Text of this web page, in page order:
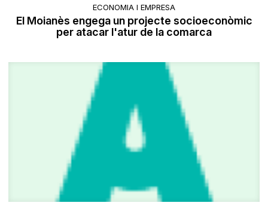
ECONOMIA I EMPRESA
El Moianès engega un projecte socioeconòmic
per atacar l'atur de la comarca